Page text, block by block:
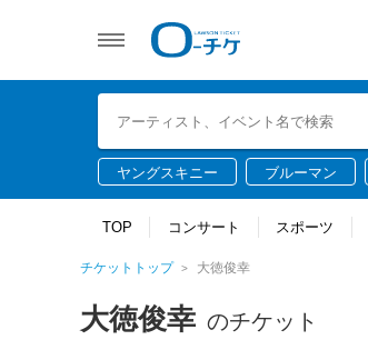
ヤングスキニー ブルーマン
TOP コンサート スポーツ
チケットトップ 大徳俊幸
大徳俊幸 のチケット